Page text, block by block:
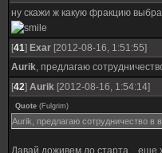
ну скажи ж какую фракцию
[41] Exar [2012-08-16, 1:51:55]
Aurik, предлагаю
[42] Aurik [2012-08-16, 1:54:14]
Quote (Fulgrim)
Aurik, предлагаю сотрудничество в
Давай доживем до старта... еще